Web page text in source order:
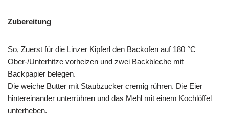
Zubereitung
So, Zuerst für die Linzer Kipferl den Backofen auf 180 °C
Ober-/Unterhitze vorheizen und zwei Backbleche mit
Backpapier belegen.
Die weiche Butter mit Staubzucker cremig rühren. Die Eier
hintereinander unterrühren und das Mehl mit einem Kochlöffel
unterheben.